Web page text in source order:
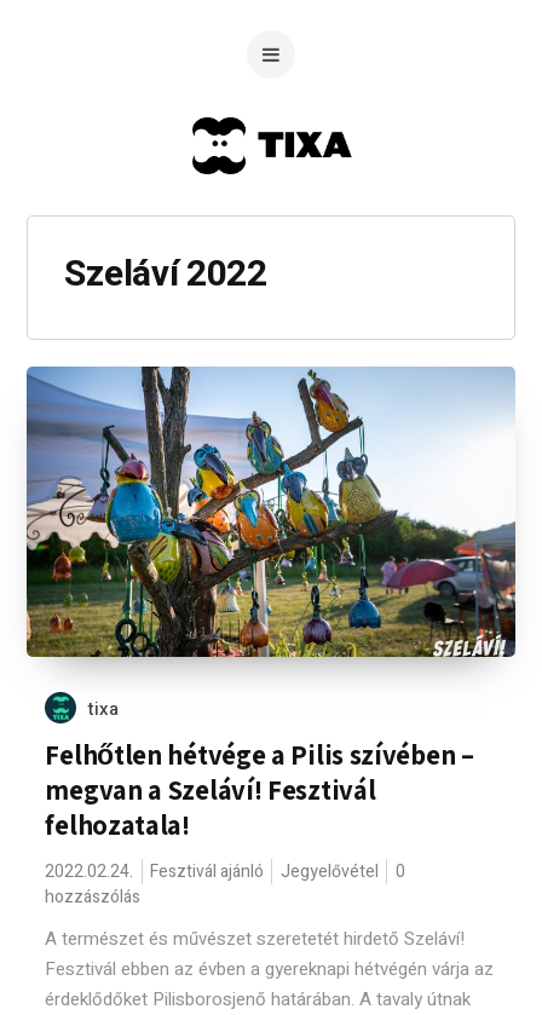
Szeláví 2022
tixa
Felhőtlen hétvége a Pilis szívében –
megvan a Szeláví! Fesztivál
felhozatala!
2022.02.24. Fesztivál ajánló Jegyelővétel
0
hozzászólás
A természet és művészet szeretetét hirdető Szeláví!
Fesztivál ebben az évben a gyereknapi hétvégén várja az
érdeklődőket Pilisborosjenő határában. A tavaly útnak